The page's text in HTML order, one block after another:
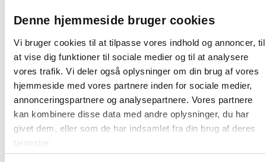
Denne hjemmeside bruger cookies
Vi bruger cookies til at tilpasse vores indhold og annoncer, til
at vise dig funktioner til sociale medier og til at analysere
vores trafik. Vi deler også oplysninger om din brug af vores
hjemmeside med vores partnere inden for sociale medier,
annonceringspartnere og analysepartnere. Vores partnere
kan kombinere disse data med andre oplysninger, du har
givet dem, eller som de har indsamlet fra din brug af deres
tjenester.
både for private og erhvervskunder.
At producere tavler på bestilling minimerer spild
på fabrikken samt et stort varelager. Da tavlen
skal produceres særligt til dig, tager det ca. 15-21
hverdage før varen kan leveres.